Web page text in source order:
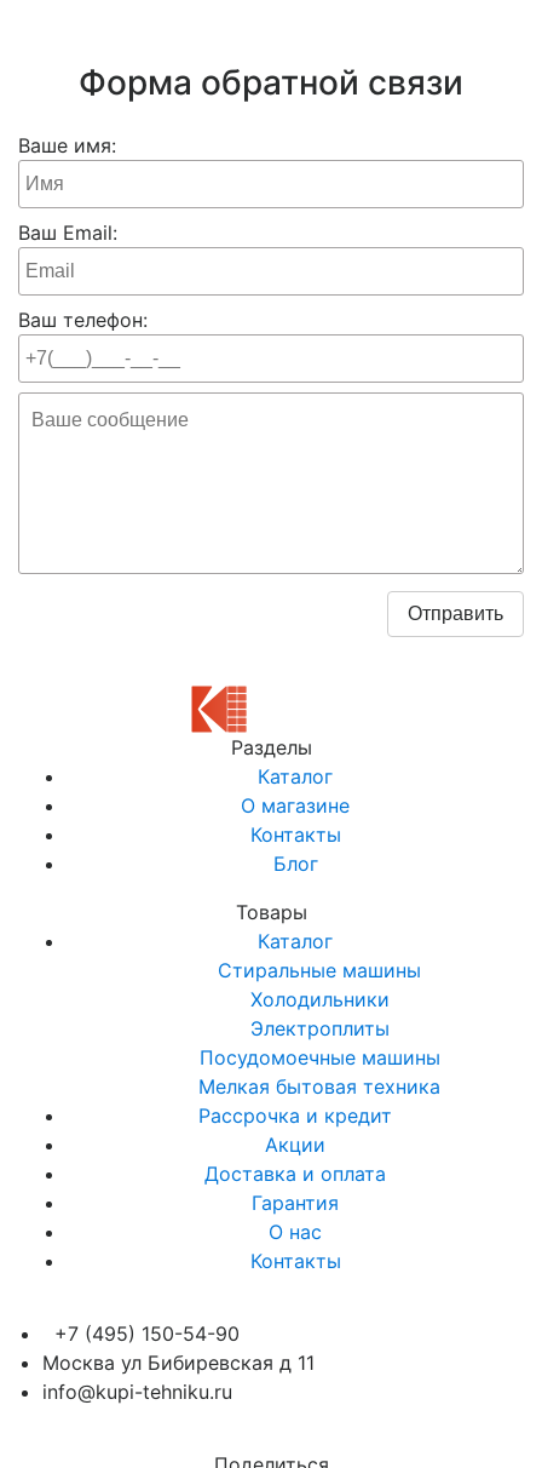
Форма обратной связи
Ваше имя:
Ваш Email:
Ваш телефон:
Разделы
Каталог
О магазине
Контакты
Блог
Товары
Каталог
Стиральные машины
Холодильники
Электроплиты
Посудомоечные машины
Мелкая бытовая техника
Рассрочка и кредит
Акции
Доставка и оплата
Гарантия
О нас
Контакты
+7 (495) 150-54-90
Москва ул Бибиревская д 11
info@kupi-tehniku.ru